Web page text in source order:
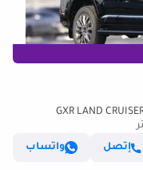
إتصل
واتساب